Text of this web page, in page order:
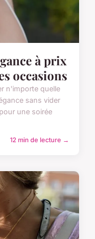
à prix
occasions
n'importe quelle
sans vider
une soirée
12 min de lecture →